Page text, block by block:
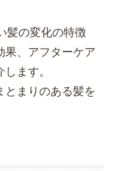
髪の変化の特徴
果、アフターケア
ます。
とまりのある髪を